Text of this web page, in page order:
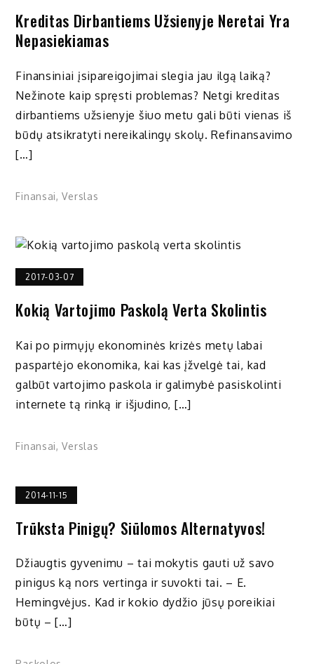
Kreditas Dirbantiems Užsienyje Neretai Yra
Nepasiekiamas
Finansiniai įsipareigojimai slegia jau ilgą laiką?
Nežinote kaip spręsti problemas? Netgi kreditas
dirbantiems užsienyje šiuo metu gali būti vienas iš
būdų atsikratyti nereikalingų skolų. Refinansavimo
[…]
Finansai,Verslas
2017-03-07
Kokią Vartojimo Paskolą Verta Skolintis
Kai po pirmųjų ekonominės krizės metų labai
paspartėjo ekonomika, kai kas įžvelgė tai, kad
galbūt vartojimo paskola ir galimybė pasiskolinti
internete tą rinką ir išjudino, […]
Finansai,Verslas
2014-11-15
Trūksta Pinigų? Siūlomos Alternatyvos!
Džiaugtis gyvenimu – tai mokytis gauti už savo
pinigus ką nors vertinga ir suvokti tai. – E.
Hemingvėjus. Kad ir kokio dydžio jūsų poreikiai
būtų – […]